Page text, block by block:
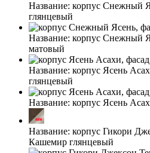
Название: корпус Снежный
глянцевый
Название: корпус Снежный
матовый
Название: корпус Ясень
глянцевый
Название: корпус Ясень
Название: корпус Гикори
Кашемир глянцевый